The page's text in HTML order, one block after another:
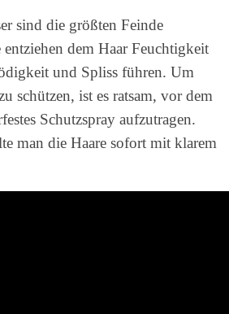
sind die größten Feinde
entziehen dem Haar Feuchtigkeit
und Spliss führen. Um
schützen, ist es ratsam, vor dem
Schutzspray aufzutragen.
man die Haare sofort mit klarem